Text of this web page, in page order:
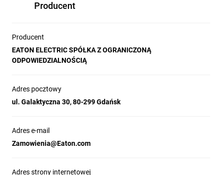
Producent
Producent
EATON ELECTRIC SPÓŁKA Z OGRANICZONĄ
ODPOWIEDZIALNOŚCIĄ
Adres pocztowy
ul. Galaktyczna 30, 80-299 Gdańsk
Adres e-mail
Zamowienia@Eaton.com
Adres strony internetowej